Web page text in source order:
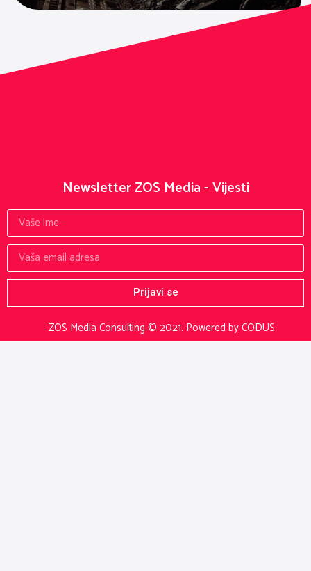
ZOS Media Consulting © 2021. Powered by CODUS
Newsletter ZOS Media - Vijesti
Prijavi se